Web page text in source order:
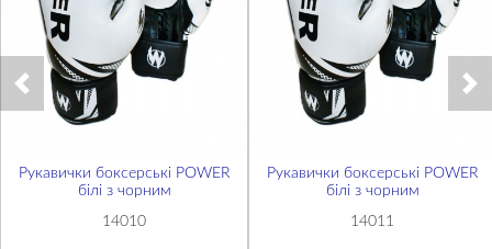
Рукавички боксерські POWER
білі з чорним
14010
Рукавички боксерські POWER
білі з чорним
14011